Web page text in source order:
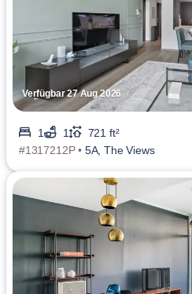
Verfügbar 27 Aug 2026
1 1
721 ft²
#1317212P • 5A, The Views